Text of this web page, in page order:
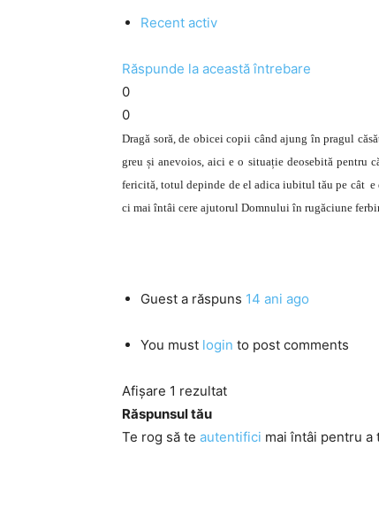
Recent activ
Răspunde la această întrebare
0
0
Dragă soră, de obicei copii când ajung în pragul
greu și anevoios, aici e o situație deosebită pentru
fericită, totul depinde de el adica iubitul tău pe cât e
ci mai întâi cere ajutorul Domnului în rugăciune
Guest a răspuns 14 ani ago
You must login to post comments
Afișare 1 rezultat
Răspunsul tău
Te rog să te autentifici mai întâi pentru a